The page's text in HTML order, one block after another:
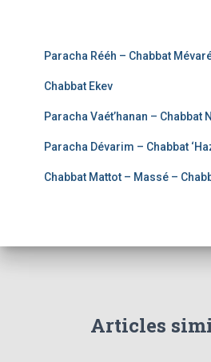
Paracha Rééh – Chabbat
Chabbat Ekev
Paracha Vaét’hanan – Chabbat
Paracha Dévarim – Chabbat
Chabbat Mattot – Massé –
Articles